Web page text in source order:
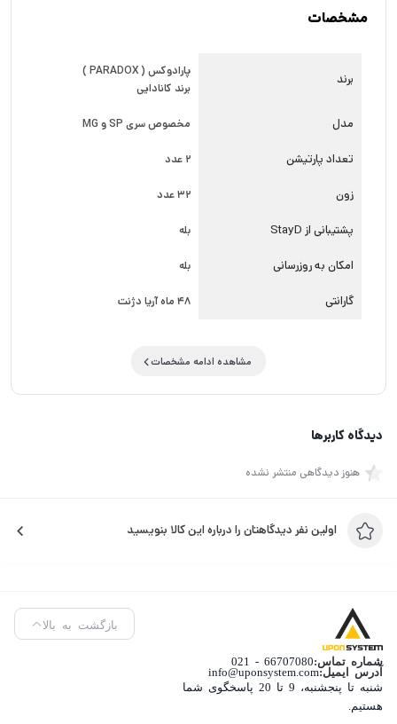
پارادوکس +K32LCD کی پد +K32LCD کی پد
نمایش آبی رنگ 32 کاراکتری امکان لیبل گذاری نام زون ها را به همراه
نصاب و کاربر ، تنظیمات نور پس زمینه، کنتراست و سرعت حرکت
دلیل وجود LCD عیب یابی و تنظیمات بسیار آسان تر است. نمایش
دقیق وقوع آلارم تا هنگام غیر فعال کردن آن. با کی پد
مشخصات
برند
پارادوکس ( PARADOX )
برند کانادایی
مدل مخصوص سری SP و MG
تعداد پارتیشن 2 عدد
زون 32 عدد
پشتیبانی از StayD بله
امکان به روزرسانی بله
گارانتی 48 ماه آریا دژنت
مشاهده ادامه مشخصات
دیدگاه کاربرها
هنوز دیدگاهی منتشر نشده
اولین نفر دیدگاهتان را درباره این کالا بنویسید
شماره تماس:66707080 - 021
آدرس ایمیل:info@uponsystem.com
شنبه تا پنجشنبه، 9 تا 20 پاسخگوی شما
هستیم.
بازگشت به بالا